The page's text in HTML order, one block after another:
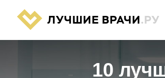
ЛУЧШИЕ ВРАЧИ.РУ
10